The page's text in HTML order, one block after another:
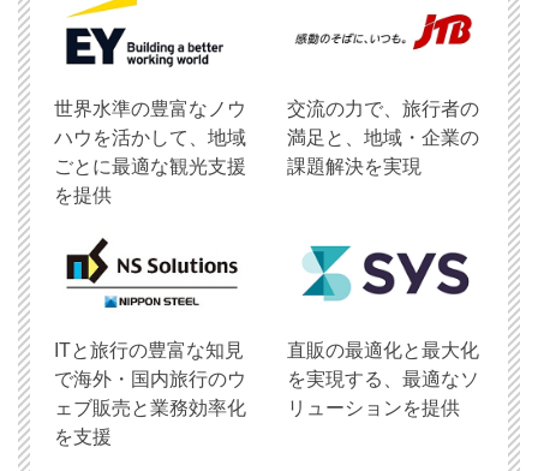
世界水準の豊富なノウ
ハウを活かして、地域
ごとに最適な観光支援
を提供
交流の力で、旅行者の
満足と、地域・企業の
課題解決を実現
ITと旅行の豊富な知見
で海外・国内旅行のウ
ェブ販売と業務効率化
を支援
直販の最適化と最大化
を実現する、最適なソ
リューションを提供